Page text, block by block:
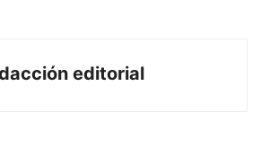
editorial